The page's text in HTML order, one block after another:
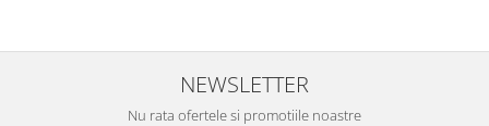
NEWSLETTER
Nu rata ofertele si promotiile noastre